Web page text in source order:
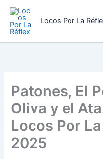
contenido
Locos Por La
Patones, El
Oliva y el
Locos Por
2025